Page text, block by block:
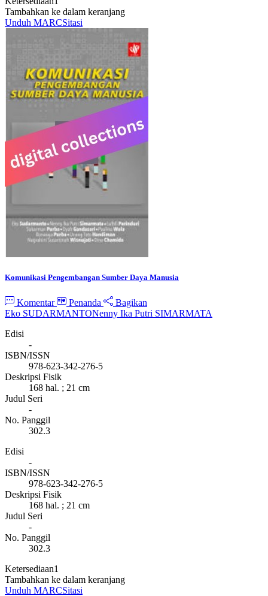
Tambahkan ke dalam keranjang
Unduh MARCSitasi
Komunikasi Pengembangan Sumber Daya Manusia
Komentar Penanda
Bagikan
Eko SUDARMANTONenny Ika Putri SIMARMATA
Edisi
-
ISBN/ISSN
978-623-342-276-5
Deskripsi Fisik
168 hal. ; 21 cm
Judul Seri
-
No. Panggil
302.3
Edisi
-
ISBN/ISSN
978-623-342-276-5
Deskripsi Fisik
168 hal. ; 21 cm
Judul Seri
-
No. Panggil
302.3
Ketersediaan1
Tambahkan ke dalam keranjang
Unduh MARCSitasi